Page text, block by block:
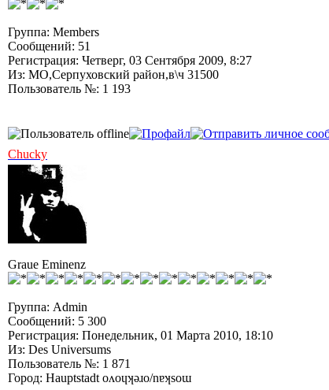
Группа: Members
Сообщений: 51
Регистрация: Четверг, 03 Сентября 2009, 8:27
Из: МО,Серпуховский район,в\ч 31500
Пользователь №: 1 193
Chucky
Graue Eminenz
Группа: Admin
Сообщений: 5 300
Регистрация: Понедельник, 01 Марта 2010, 18:10
Из: Des Universums
Пользователь №: 1 871
Город: Hauptstadt oʌoɥʞǝɹo/nɐʞsoɯ